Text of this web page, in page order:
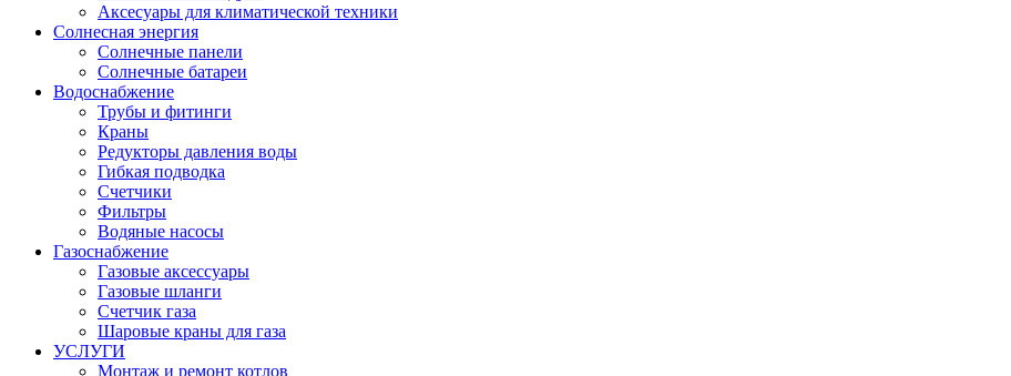
Аксесуары для климатической техники
Солнесная энергия
Cолнечные панели
Солнечные батареи
Водоснабжение
Трубы и фитинги
Краны
Редукторы давления воды
Гибкая подводка
Счетчики
Фильтры
Водяные насосы
Газоснабжение
Газовые аксессуары
Газовые шланги
Счетчик газа
Шаровые краны для газа
УСЛУГИ
Монтаж и ремонт котлов